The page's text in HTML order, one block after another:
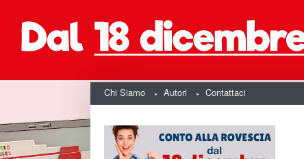
Chi Siamo Autori Contattaci